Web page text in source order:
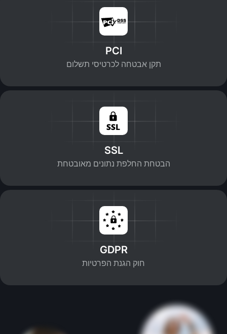
PCI
תקן אבטחה לכרטיסי תשלום
SSL
הבטחת החלפת נתונים מאובטחת
GDPR
חוק הגנת הפרטיות